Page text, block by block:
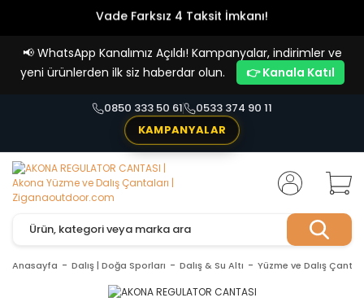
Vade Farksız 4 Taksit İmkanı!
📢 WhatsApp Kanalımız Açıldı! Kampanyalar, indirimler ve
yeni ürünlerden ilk siz haberdar olun.
👉 Kanala Katıl
0850 333 50 61
0533 374 90 11
KAMPANYALAR
Anasayfa Dalış | Doğa Sporları Dalış & Su Altı Yüzme ve Dalış